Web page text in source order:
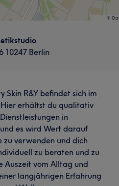
10247 Berlin
Skin R&Y befindet sich im
erhältst du qualitativ
in
es wird Wert darauf
verwenden und dich
zu beraten und zu
Auszeit vom Alltag und
langjährigen Erfahrung